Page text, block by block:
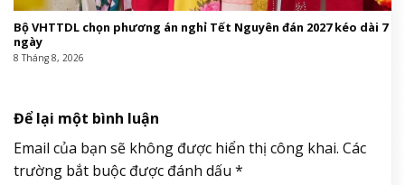
Bộ VHTTDL chọn phương án nghỉ Tết Nguyên đán 2027 kéo dài 7
ngày
8 Tháng 8, 2026
Để lại một bình luận
Email của bạn sẽ không được hiển thị công khai. Các
trường bắt buộc được đánh dấu *